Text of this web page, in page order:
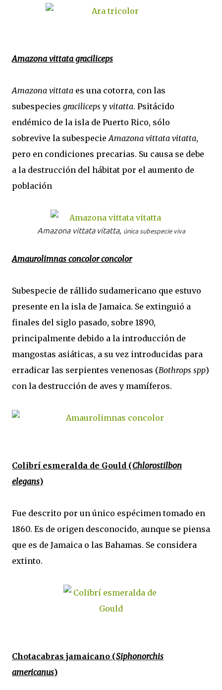
Amazona vittata graciliceps
Amazona vittata es una cotorra, con las
subespecies graciliceps y vitatta. Psitácido
endémico de la isla de Puerto Rico, sólo
sobrevive la subespecieAmazona vittata vitatta,
pero en condiciones precarias. Su causa se debe
a la destrucción del hábitat por el aumento de
población
Amazona vittata vitatta, única subespecie viva
Amaurolimnas concolor concolor
Subespecie de rállido sudamericano que estuvo
presente en la isla de Jamaica. Se extinguió a
finales del siglo pasado, sobre 1890,
principalmente debido a la introducción de
mangostas asiáticas, a su vez introducidas para
erradicar las serpientes venenosas (Bothrops spp)
con la destrucción de aves y mamíferos.
Colibrí esmeralda de Gould (Chlorostilbon
elegans)
Fue descrito por un único espécimen tomado en
1860. Es de origen desconocido, aunque se piensa
que es de Jamaica o las Bahamas. Se considera
extinto.
Chotacabras jamaicano (Siphonorchis
americanus)